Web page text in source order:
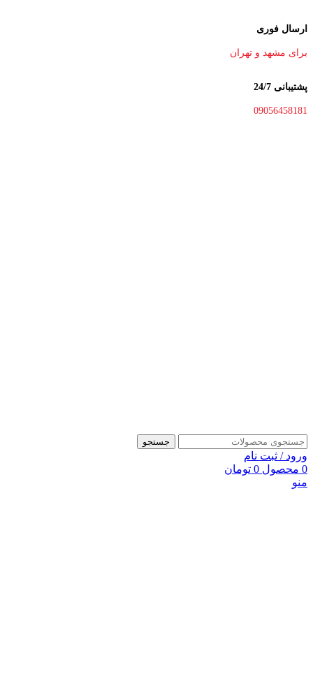
ارسال فوری
برای مشهد و تهران
پشتیبانی 24/7
09056458181
جستجو
ورود / ثبت نام
0 محصول 0 تومان
منو